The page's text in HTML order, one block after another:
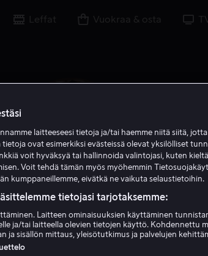
Leffat Vuokraa & osta
Webb
Näyttelijä
laitteeseesi tietoja ja/tai haemme niitä siitä,
ovat esimerkiksi evästeissä olevat yksilölliset
voit hyväksyä tai hallinnoida valintojasi, kuten
Voit tehdä tämän myös myöhemmin
kumppaneillemme, eivätkä ne vaikuta selaustietoihin.
tietojasi tarjotaksemme:
Laitteen ominaisuuksien käyttäminen
ja/tai laitteella olevien tietojen käyttö. Kohdennettu
ja sisällön mittaus, yleisötutkimus ja palvelujen